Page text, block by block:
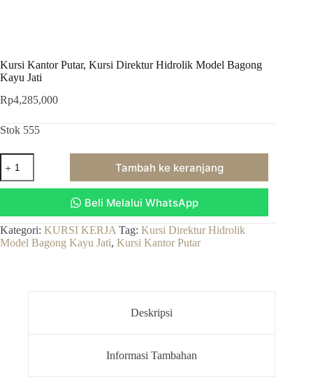
Kursi Kantor Putar, Kursi Direktur Hidrolik Model Bagong
Kayu Jati
Rp4,285,000
Stok 555
Kuantitas
Kursi
Kantor
Direktur
Hidrolik
Model
Tambah ke keranjang
Beli Melalui WhatsApp
Kategori: KURSI KERJA Tag: Kursi Direktur Hidrolik
Model Bagong Kayu Jati, Kursi Kantor Putar
Deskripsi
Informasi Tambahan